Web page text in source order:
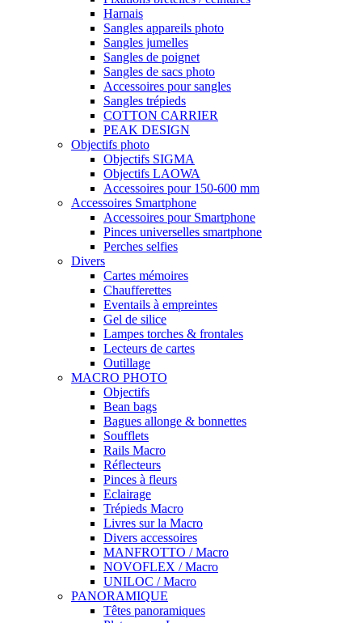
Harnais
Sangles appareils photo
Sangles jumelles
Sangles de poignet
Sangles de sacs photo
Accessoires pour sangles
Sangles trépieds
COTTON CARRIER
PEAK DESIGN
Objectifs photo
Objectifs SIGMA
Objectifs LAOWA
Accessoires pour 150-600 mm
Accessoires Smartphone
Accessoires pour Smartphone
Pinces universelles smartphone
Perches selfies
Divers
Cartes mémoires
Chaufferettes
Eventails à empreintes
Gel de silice
Lampes torches & frontales
Lecteurs de cartes
Outillage
MACRO PHOTO
Objectifs
Bean bags
Bagues allonge & bonnettes
Soufflets
Rails Macro
Réflecteurs
Pinces à fleurs
Eclairage
Trépieds Macro
Livres sur la Macro
Divers accessoires
MANFROTTO / Macro
NOVOFLEX / Macro
UNILOC / Macro
PANORAMIQUE
Têtes panoramiques